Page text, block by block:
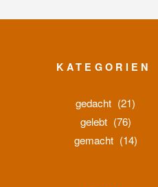
KATEGORIEN
gedacht (21)
gelebt (76)
gemacht (14)